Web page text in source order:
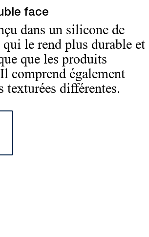
face
dans un silicone de
le rend plus durable et
que les produits
comprend également
texturées différentes.